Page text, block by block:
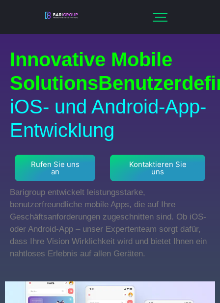
Innovative Mobile
iOS- und Android-App-
Entwicklung
Kontaktieren Sie
uns
Rufen Sie uns
an
Barigroup entwickelt leistungsstarke,
benutzerfreundliche mobile Apps, die auf Ihre
Geschäftsanforderungen zugeschnitten sind. Ob iOS-
oder Android-App – unser Expertenteam sorgt dafür,
dass Ihre Vision Wirklichkeit wird und bietet Ihnen ein
nahtloses Erlebnis auf allen Geräten.